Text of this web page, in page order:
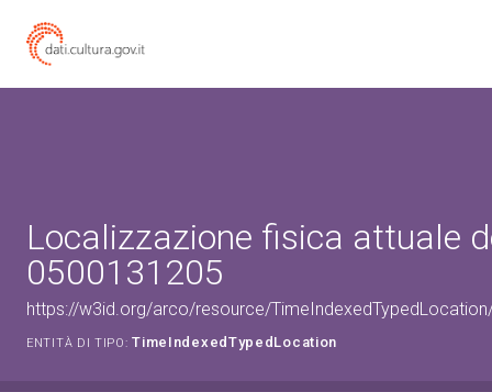
Localizzazione fisica attuale
0500131205
https://w3id.org/arco/resource/
ENTITÀ DI TIPO: TimeIndexedTypedLocation